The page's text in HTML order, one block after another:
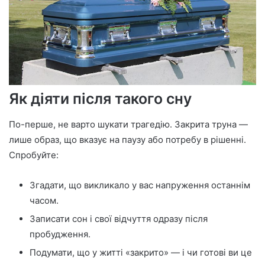
Як діяти після такого сну
По-перше, не варто шукати трагедію. Закрита труна —
лише образ, що вказує на паузу або потребу в рішенні.
Спробуйте:
Згадати, що викликало у вас напруження останнім
часом.
Записати сон і свої відчуття одразу після
пробудження.
Подумати, що у житті «закрито» — і чи готові ви це